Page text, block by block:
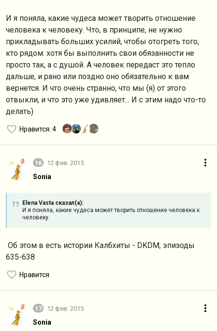
И я поняла, какие чудеса может творить отношение
человека к человеку. Что, в принципе, не нужно
прикладывать больших усилий, чтобы отогреть того,
кто рядом: хотя бы выполнить свои обязанности не
просто так, а с душой. А человек передаст это тепло
дальше, и рано или поздно оно обязательно к вам
вернется. И что очень странно, что мы (я) от этого
отвыкли, и что это уже удивляет... И с этим надо что-то
делать)
Нравится: 4
16 12 фев. 2015
Sonia
Elena Vasta сказал(а):
И я поняла, какие чудеса может творить отношение человека к
человеку.
Об этом в есть истории Калбхиты - DKDM, эпизоды
635-638
Нравится
17 12 фев. 2015
Sonia